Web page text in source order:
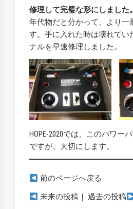
修理して完璧な形にしました。
年代物だと分かって、より一
す。手に入れた時は壊れてい
ナルを早速修理しました。
HOPE-2020では、このパワー
ですが、大切にします。
前のページへ戻る
未来の投稿｜ 過去の投稿